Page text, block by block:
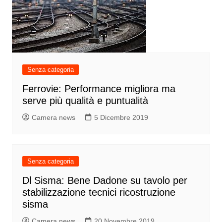
Senza categoria
Ferrovie: Performance migliora ma
serve più qualità e puntualità
Camera news 5 Dicembre 2019
Senza categoria
Dl Sisma: Bene Dadone su tavolo per
stabilizzazione tecnici ricostruzione
sisma